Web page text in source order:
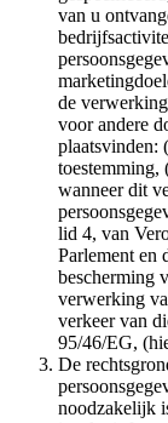
van u
de
voor andere
plaatsvinden:
toestemming,
wanneer dit
lid 4, van
Parlement en
bescherming
verwerking
verkeer van
95/46/EG,
De
noodzakelijk